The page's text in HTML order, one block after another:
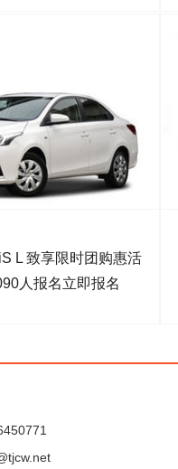
L 致享限时团购惠活
人报名立即报名